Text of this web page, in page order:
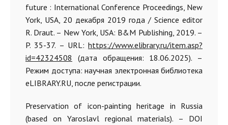
future : International Conference Proceedings, New
York, USA, 20 декабря 2019 года / Science editor
R. Draut. – New York, USA: B&M Publishing, 2019. –
P. 35-37. – URL: https://www.elibrary.ru/item.asp?
id=42324508 (дата обращения: 18.06.2025). –
Режим доступа: научная электронная библиотека
eLIBRARY.RU, после регистрации.
Preservation of icon-painting heritage in Russia
(based on Yaroslavl regional materials). – DOI